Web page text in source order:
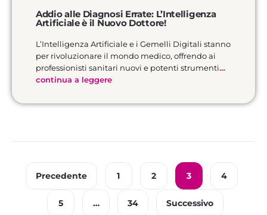
Addio alle Diagnosi Errate: L’Intelligenza
Artificiale è il Nuovo Dottore!
L’Intelligenza Artificiale e i Gemelli Digitali stanno
per rivoluzionare il mondo medico, offrendo ai
professionisti sanitari nuovi e potenti strumenti…
continua a leggere
Precedente 1 2 3 4
5 … 34 Successivo